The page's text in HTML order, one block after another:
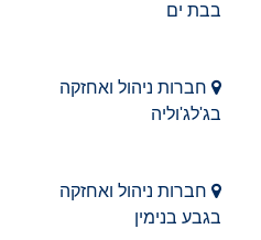
בבת ים
חברות ניהול ואחזקה
בג'לג'וליה
חברות ניהול ואחזקה
בגבע בנימין